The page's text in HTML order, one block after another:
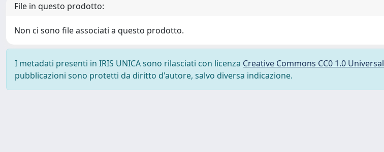
File in questo prodotto:
Non ci sono file associati a questo prodotto.
I metadati presenti in IRIS UNICA sono rilasciati con licenza Creative Commons CC0 1.0 Universal
pubblicazioni sono protetti da diritto d'autore, salvo diversa indicazione.